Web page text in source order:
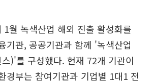
1월 녹색산업 해외 진출 활성화를
기관, 공공기관과 함께 '녹색산업
)'를 구성했다. 현재 72개 기관이
경부는 참여기관과 기업별 1대1 전